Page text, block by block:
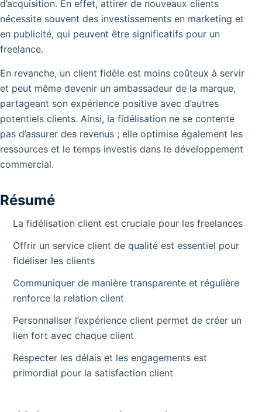
d’acquisition. En effet, attirer de nouveaux clients
nécessite souvent des investissements en marketing et
en publicité, qui peuvent être significatifs pour un
freelance.
En revanche, un client fidèle est moins coûteux à servir
et peut même devenir un ambassadeur de la marque,
partageant son expérience positive avec d’autres
potentiels clients. Ainsi, la fidélisation ne se contente
pas d’assurer des revenus ; elle optimise également les
ressources et le temps investis dans le développement
commercial.
Résumé
La fidélisation client est cruciale pour les freelances
Offrir un service client de qualité est essentiel pour
fidéliser les clients
Communiquer de manière transparente et régulière
renforce la relation client
Personnaliser l’expérience client permet de créer un
lien fort avec chaque client
Respecter les délais et les engagements est
primordial pour la satisfaction client